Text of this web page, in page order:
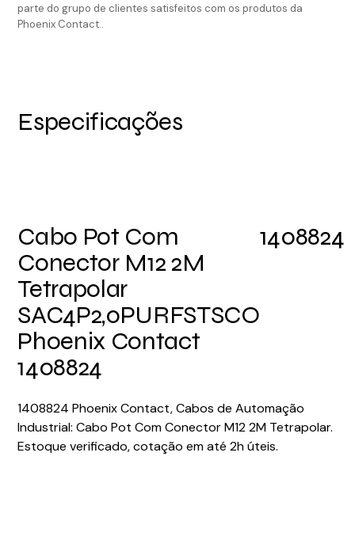
parte do grupo de clientes satisfeitos com os produtos da
Phoenix Contact..
Especificações
Cabo Pot Com
Conector M12 2M
Tetrapolar
SAC4P2,0PURFSTSCO
Phoenix Contact
1408824
1408824
1408824 Phoenix Contact, Cabos de Automação
Industrial: Cabo Pot Com Conector M12 2M Tetrapolar.
Estoque verificado, cotação em até 2h úteis.